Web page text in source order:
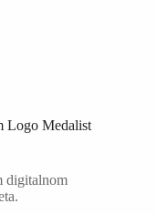
Logo Medalist
digitalnom